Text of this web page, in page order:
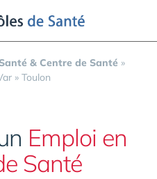
& Centre de Santé »
» Toulon
Emploi en
Santé